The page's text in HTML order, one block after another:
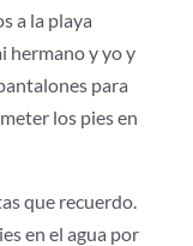
a la playa
hermano y yo y
para
los pies en
que recuerdo.
en el agua por